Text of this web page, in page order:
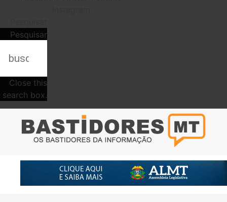
Pesquisar
Close this
search box.